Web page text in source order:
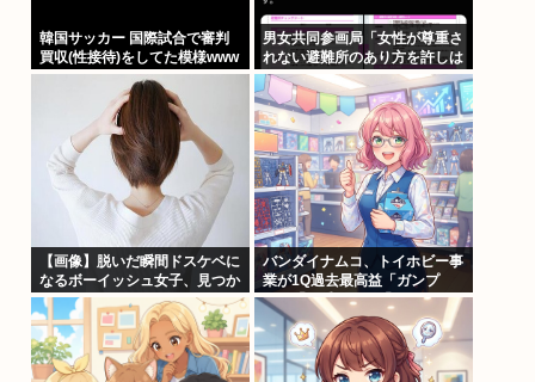
韓国サッカー 国際試合で審判
買収(性接待)をしてた模様www
男女共同参画局「女性が尊重さ
れない避難所のあり方を許しは
しません、このチェックシート
を必ず遵守してください」
【画像】脱いだ瞬間ドスケベに
なるボーイッシュ女子、見つか
るwww
バンダイナムコ、トイホビー事
業が1Q過去最高益「ガンプ
ラ」「一番くじ」「トレカ」な
ど大人向け商材好調で